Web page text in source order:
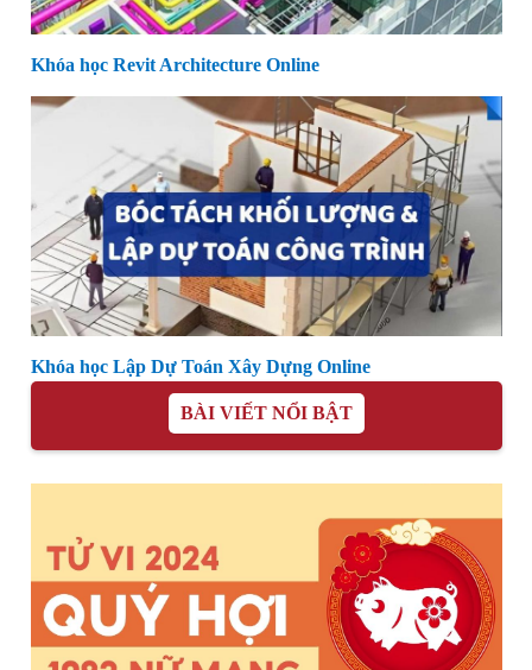
Khóa học Revit Architecture Online
Khóa học Lập Dự Toán Xây Dựng Online
BÀI VIẾT NỔI BẬT